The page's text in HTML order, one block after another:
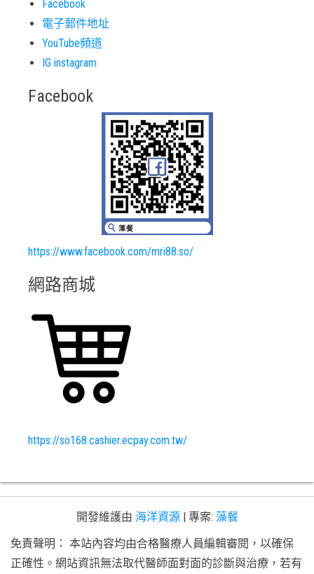
Facebook
電子郵件地址
YouTube頻道
IG instagram
Facebook
https://www.facebook.com/mri88.so/
網路商城
https://so168.cashier.ecpay.com.tw/
開發維護由 海洋資源 專案: 藻餐
免責聲明： 本站內容均由合格醫療人員編輯審閱，以確保
正確性。網站資訊無法取代醫師面對面的診斷與治療，若有